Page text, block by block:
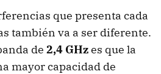
que presenta cada
también va a ser diferente.
de 2,4 GHzes que la
mayor capacidad de